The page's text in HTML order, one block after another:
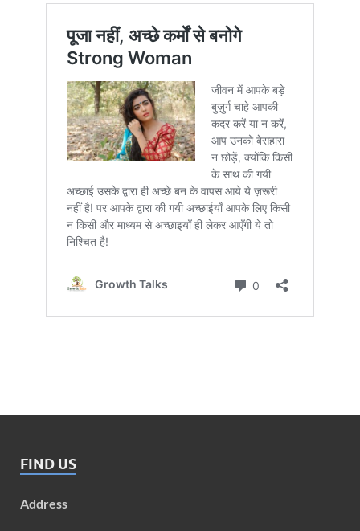
FIND US
Address